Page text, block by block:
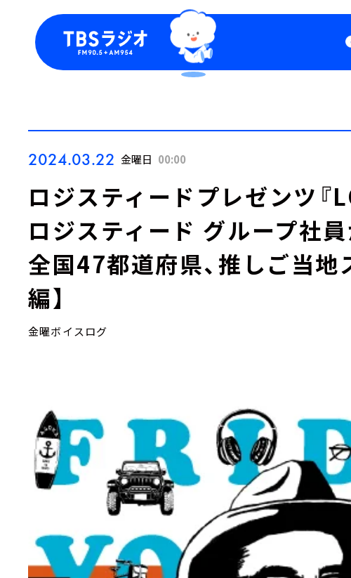
Podcast
2024.03.22 金曜日 00:00
ロジスティードプレゼンツ『
ロジスティード グループ社員
全国47都道府県、推しご当地
編】
金曜ボイスログ